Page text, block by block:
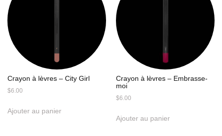
Crayon à lèvres – City Girl
$6.00
Ajouter au panier
Crayon à lèvres – Embrasse-
moi
$6.00
Ajouter au panier